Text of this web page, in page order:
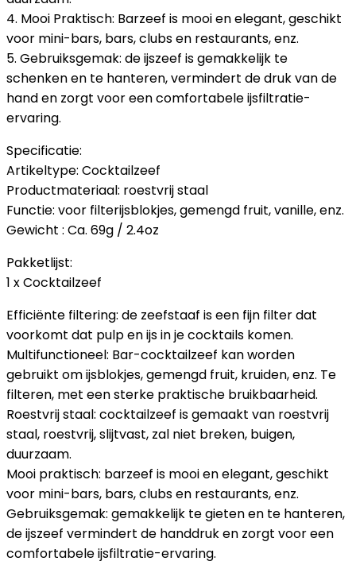
4. Mooi Praktisch: Barzeef is mooi en elegant, geschikt
voor mini-bars, bars, clubs en restaurants, enz.
5. Gebruiksgemak: de ijszeef is gemakkelijk te
schenken en te hanteren, vermindert de druk van de
hand en zorgt voor een comfortabele ijsfiltratie-
ervaring.
Specificatie:
Artikeltype: Cocktailzeef
Productmateriaal: roestvrij staal
Functie: voor filterijsblokjes, gemengd fruit, vanille, enz.
Gewicht : Ca. 69g / 2.4oz
Pakketlijst:
1 x Cocktailzeef
Efficiënte filtering: de zeefstaaf is een fijn filter dat
voorkomt dat pulp en ijs in je cocktails komen.
Multifunctioneel: Bar-cocktailzeef kan worden
gebruikt om ijsblokjes, gemengd fruit, kruiden, enz. Te
filteren, met een sterke praktische bruikbaarheid.
Roestvrij staal: cocktailzeef is gemaakt van roestvrij
staal, roestvrij, slijtvast, zal niet breken, buigen,
duurzaam.
Mooi praktisch: barzeef is mooi en elegant, geschikt
voor mini-bars, bars, clubs en restaurants, enz.
Gebruiksgemak: gemakkelijk te gieten en te hanteren,
de ijszeef vermindert de handdruk en zorgt voor een
comfortabele ijsfiltratie-ervaring.